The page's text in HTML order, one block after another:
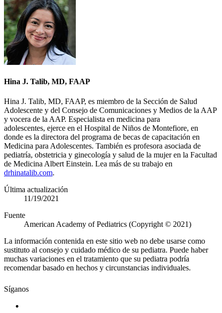
Hina J. Talib, MD, FAAP
​Hina J. Talib, MD, FAAP, es miembro de la Sección de Salud
Adolescente y del Consejo de Comunicaciones y Medios de la AAP
y vocera de la AAP. Especialista en medicina para
adolescentes, ejerce en el Hospital de Niños de Montefiore, en
donde es la directora del programa de becas de capacitación en
Medicina para Adolescentes. También es profesora asociada de
pediatría, obstetricia y ginecología y salud de la mujer en la Facultad
de Medicina Albert Einstein. Lea más de su trabajo en
drhinatalib.com​.
Última actualización
11/19/2021
Fuente
American Academy of Pediatrics (Copyright © 2021)
La información contenida en este sitio web no debe usarse como
sustituto al consejo y cuidado médico de su pediatra. Puede haber
muchas variaciones en el tratamiento que su pediatra podría
recomendar basado en hechos y circunstancias individuales.
Síganos